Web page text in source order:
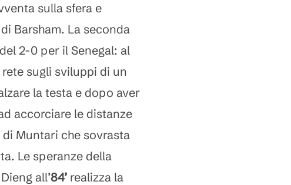
sulla sfera e
Barsham. La seconda
2-0 per il Senegal: al
sugli sviluppi di un
la testa e dopo aver
accorciare le distanze
Muntari che sovrasta
Le speranze della
all’84’ realizza la